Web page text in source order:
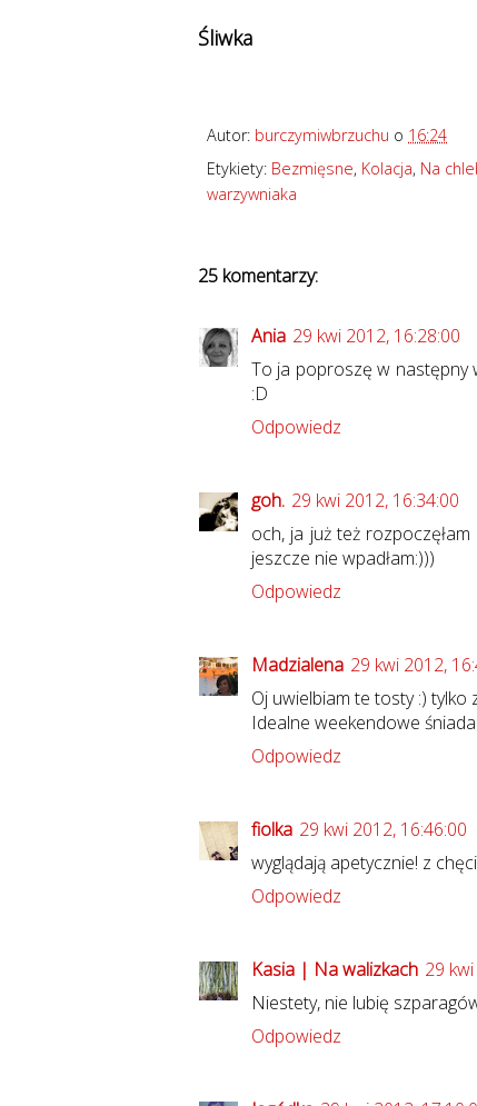
Śliwka
Autor: burczymiwbrzuchu o 16:24
Etykiety: Bezmięsne, Kolacja, Na
warzywniaka
25 komentarzy:
Ania 29 kwi 2012, 16:28:00
To ja poproszę w następny
:D
Odpowiedz
goh. 29 kwi 2012, 16:34:00
och, ja już też
jeszcze nie wpadłam:)))
Odpowiedz
Madzialena 29 kwi 2012,
Oj uwielbiam te tosty :)
Idealne weekendowe
Odpowiedz
fiolka 29 kwi 2012, 16:46:00
wyglądają apetycznie! z
Odpowiedz
Kasia | Na walizkach 29
Niestety, nie lubię
Odpowiedz